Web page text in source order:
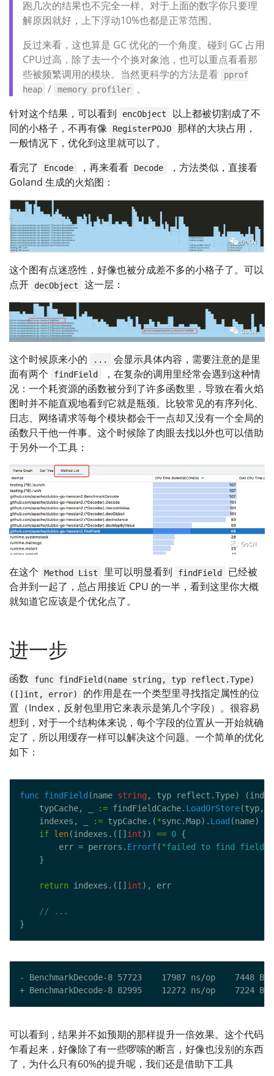
跑几次的结果也不完全一样。对于上面的数字你只要理
解原因就好，上下浮动10%也都是正常范围。
反过来看，这也算是 GC 优化的一个角度。碰到 GC 占用
CPU过高，除了去一个个换对象池，也可以重点看看那
些被频繁调用的模块。当然更科学的方法是看
pprof
heap / memory profiler
。
针对这个结果，可以看到
encObject
以上都被切割成了不
同的小格子，不再有像
RegisterPOJO
那样的大块占用，
一般情况下，优化到这里就可以了。
看完了
Encode ，再来看看 Decode
，方法类似，直接看
Goland 生成的火焰图：
这个图有点迷惑性，好像也被分成差不多的小格子了。可以
点开
decObject 这一层：
这个时候原来小的 ...
会显示具体内容，需要注意的是里
面有两个
findField
，在复杂的调用里经常会遇到这种情
况：一个耗资源的函数被分到了许多函数里，导致在看火焰
图时并不能直观地看到它就是瓶颈。比较常见的有序列化、
日志、网络请求等每个模块都会干一点却又没有一个全局的
函数只干他一件事。这个时候除了肉眼去找以外也可以借助
于另外一个工具：
在这个 Method List 里可以明显看到 findField
已经被
合并到一起了，总占用接近 CPU 的一半，看到这里你大概
就知道它应该是个优化点了。
进一步
函数
func findField(name string, typ reflect.Type)
([]int, error)
的作用是在一个类型里寻找指定属性的位
置（Index，反射包里用它来表示是第几个字段）。很容易
想到，对于一个结构体来说，每个字段的位置从一开始就确
定了，所以用缓存一样可以解决这个问题。一个简单的优化
如下：
func findField (name string, typ reflect.Type)
    typCache, _
:= findFieldCache. LoadOrStore(typ,
    indexes, _
:= typCache.(*sync.Map). Load
if len(indexes.([] int)) == 0
        err = perrors.
Errorf( "failed to find field
return indexes.([] int
可以看到，结果并不如预期的那样提升一倍效果。这个代码
乍看起来，好像除了有一些啰嗦的断言，好像也没别的东西
了，为什么只有60%的提升呢，我们还是借助下工具